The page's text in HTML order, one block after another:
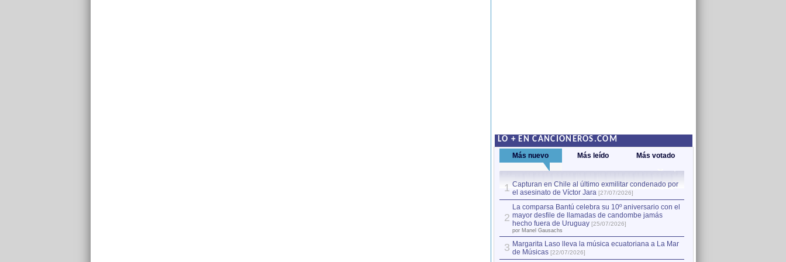
LO + EN CANCIONEROS.COM
Más nuevo Más leído Más votado
1 Capturan en Chile al último exmilitar condenado por
el asesinato de Víctor Jara [27/07/2026]
2
La comparsa Bantú celebra su 10º aniversario con el
mayor desfile de llamadas de candombe jamás
hecho fuera de Uruguay [25/07/2026]
por Manel Gausachs
3 Margarita Laso lleva la música ecuatoriana a La Mar
de Músicas [22/07/2026]